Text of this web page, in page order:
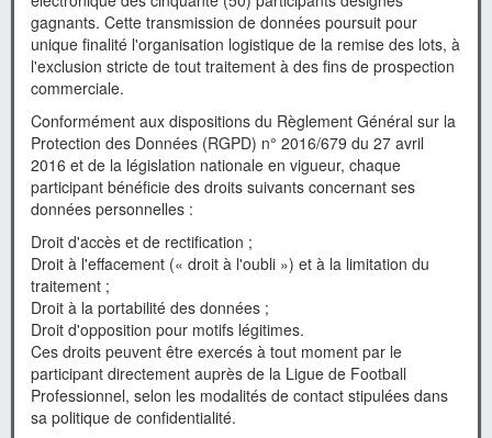
gagnants. Cette transmission de données poursuit pour
unique finalité l'organisation logistique de la remise des lots, à
l'exclusion stricte de tout traitement à des fins de prospection
commerciale.
Conformément aux dispositions du Règlement Général sur la
Protection des Données (RGPD) n° 2016/679 du 27 avril
2016 et de la législation nationale en vigueur, chaque
participant bénéficie des droits suivants concernant ses
données personnelles :
Droit d'accès et de rectification ;
Droit à l'effacement (« droit à l'oubli ») et à la limitation du
traitement ;
Droit à la portabilité des données ;
Droit d'opposition pour motifs légitimes.
Ces droits peuvent être exercés à tout moment par le
participant directement auprès de la Ligue de Football
Professionnel, selon les modalités de contact stipulées dans
sa politique de confidentialité.